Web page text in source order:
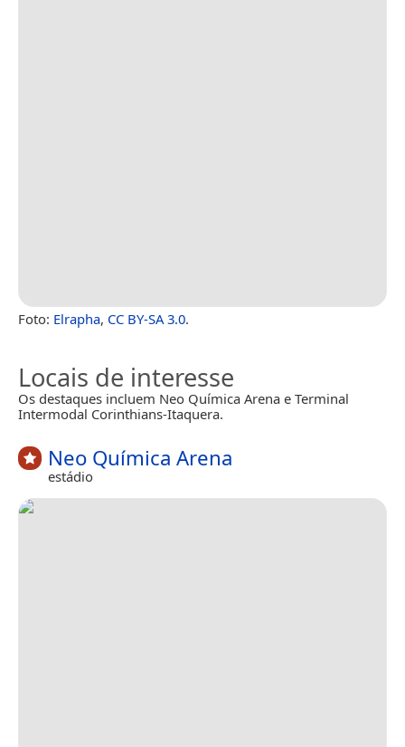
Foto: Elrapha, CC BY-SA 3.0.
Locais de interesse
Os destaques incluem Neo Química Arena e Terminal
Intermodal Corinthians-Itaquera.
Neo Química Arena
estádio